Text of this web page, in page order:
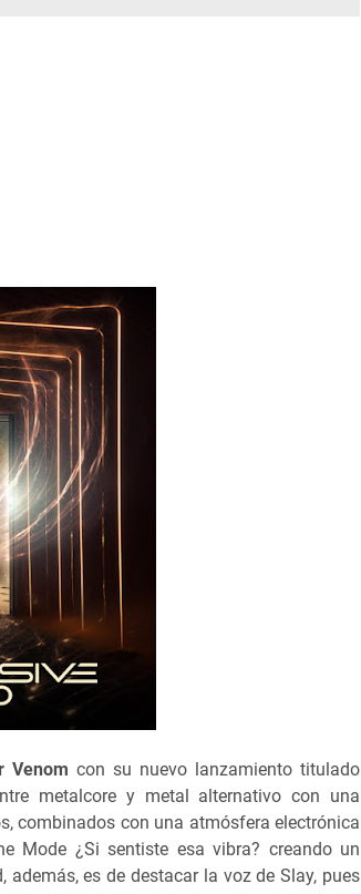
Venom con su nuevo lanzamiento titulado
metalcore y metal alternativo con una
combinados con una atmósfera electrónica
Mode ¿Si sentiste esa vibra? creando un
es de destacar la voz de Slay, pues